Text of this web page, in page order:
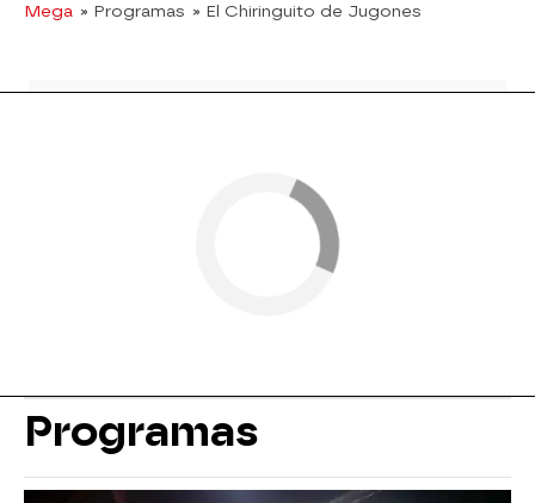
Mega » Programas » El Chiringuito de Jugones
Programas